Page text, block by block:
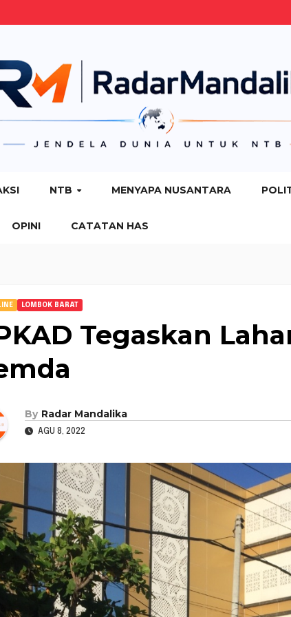
NTB MENYAPA NUSANTARA
OPINI CATATAN HAS
LOMBOK BARAT
Tegaskan
By Radar Mandalika
AGU 8, 2022